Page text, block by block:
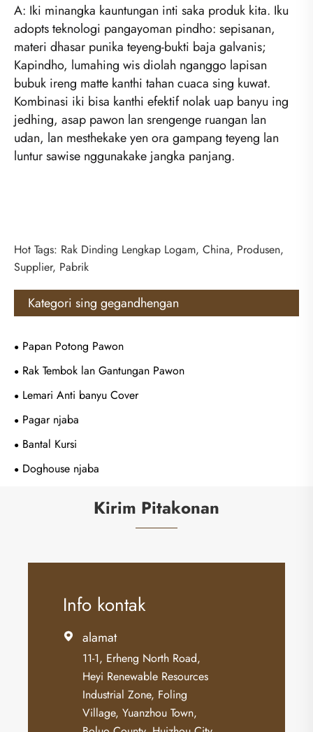
A: Iki minangka kauntungan inti saka produk kita. Iku
adopts teknologi pangayoman pindho: sepisanan,
materi dhasar punika teyeng-bukti baja galvanis;
Kapindho, lumahing wis diolah nganggo lapisan
bubuk ireng matte kanthi tahan cuaca sing kuwat.
Kombinasi iki bisa kanthi efektif nolak uap banyu ing
jedhing, asap pawon lan srengenge ruangan lan
udan, lan mesthekake yen ora gampang teyeng lan
luntur sawise nggunakake jangka panjang.
Hot Tags: Rak Dinding Lengkap Logam, China, Produsen,
Supplier, Pabrik
Kategori sing gegandhengan
Papan Potong Pawon
Rak Tembok lan Gantungan Pawon
Lemari Anti banyu Cover
Pagar njaba
Bantal Kursi
Doghouse njaba
Kirim Pitakonan
Info kontak
 alamat
11-1, Erheng North Road,
Heyi Renewable Resources
Industrial Zone, Foling
Village, Yuanzhou Town,